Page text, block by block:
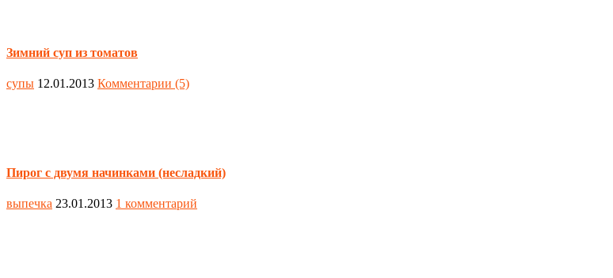
Зимний суп из томатов
супы 12.01.2013 Комментарии (5)
Пирог с двумя начинками (несладкий)
выпечка 23.01.2013 1 комментарий